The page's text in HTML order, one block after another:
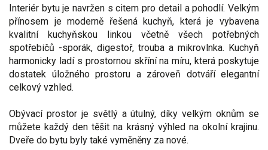
Interiér bytu je navržen s citem pro detail a pohodlí. Velkým
přínosem je moderně řešená kuchyň, která je vybavena
kvalitní kuchyňskou linkou včetně všech potřebných
spotřebičů -sporák, digestoř, trouba a mikrovlnka. Kuchyň
harmonicky ladí s prostornou skříní na míru, která poskytuje
dostatek úložného prostoru a zároveň dotváří elegantní
celkový vzhled.
Obývací prostor je světlý a útulný, díky velkým oknům se
můžete každý den těšit na krásný výhled na okolní krajinu.
Dveře do bytu byly také vyměněny za nové.